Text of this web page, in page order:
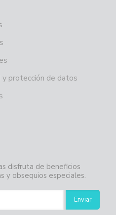
y protección de datos
disfruta de beneficios
y obsequios especiales.